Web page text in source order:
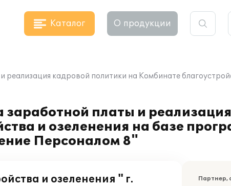
Каталог О продукции
реализация кадровой политики на Комбинате
заработной платы и
и озеленения на базе
Персоналом 8"
и озеленения " г.
Партнер,